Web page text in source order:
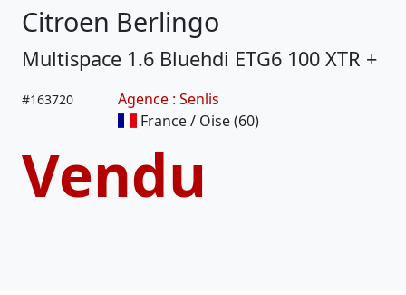
Citroen Berlingo
Multispace 1.6 Bluehdi ETG6 100 XTR +
#163720
Agence : Senlis
France / Oise (60)
Vendu